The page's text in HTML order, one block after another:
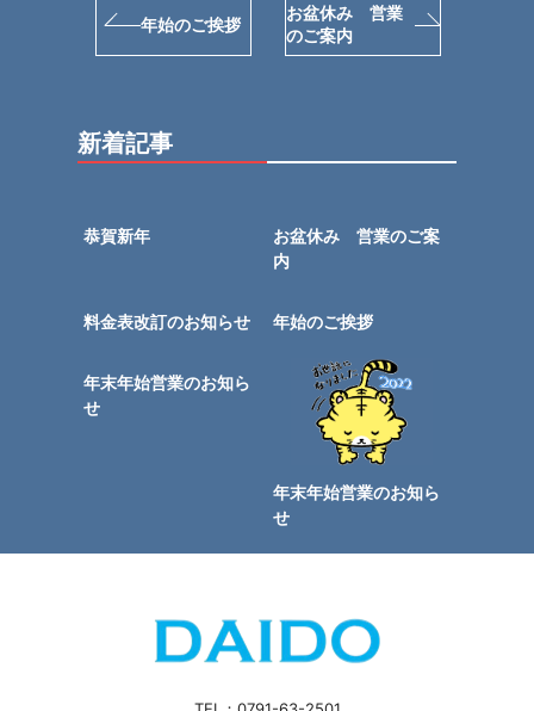
年始のご挨拶
お盆休み 営業
のご案内
新着記事
恭賀新年
お盆休み 営業のご案
内
料金表改訂のお知らせ 年始のご挨拶
年末年始営業のお知ら
せ
年末年始営業のお知ら
せ